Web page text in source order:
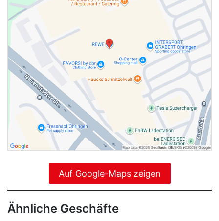
Auf Google-Maps zeigen
Ähnliche Geschäfte